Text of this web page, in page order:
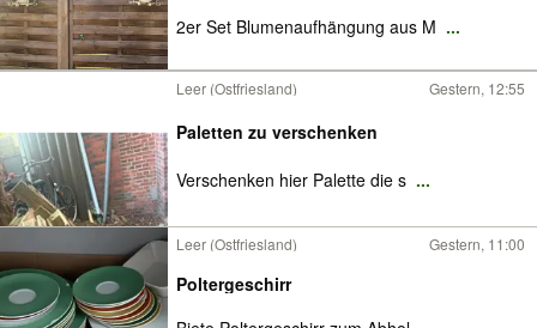
2er Set Blumenaufhängung aus M ...
Leer (Ostfriesland) Gestern, 12:55
Paletten zu verschenken
Verschenken hier Palette die s ...
Leer (Ostfriesland) Gestern, 11:00
Poltergeschirr